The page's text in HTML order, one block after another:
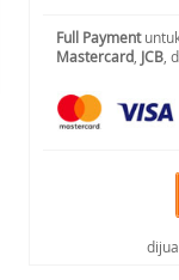
Full Payment
Mastercard JCB ,